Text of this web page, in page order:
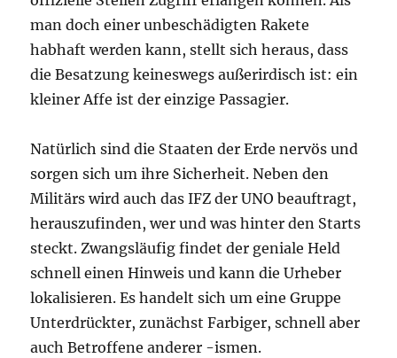
man doch einer unbeschädigten Rakete
habhaft werden kann, stellt sich heraus, dass
die Besatzung keineswegs außerirdisch ist: ein
kleiner Affe ist der einzige Passagier.
Natürlich sind die Staaten der Erde nervös und
sorgen sich um ihre Sicherheit. Neben den
Militärs wird auch das IFZ der UNO beauftragt,
herauszufinden, wer und was hinter den Starts
steckt. Zwangsläufig findet der geniale Held
schnell einen Hinweis und kann die Urheber
lokalisieren. Es handelt sich um eine Gruppe
Unterdrückter, zunächst Farbiger, schnell aber
auch Betroffene anderer -ismen.